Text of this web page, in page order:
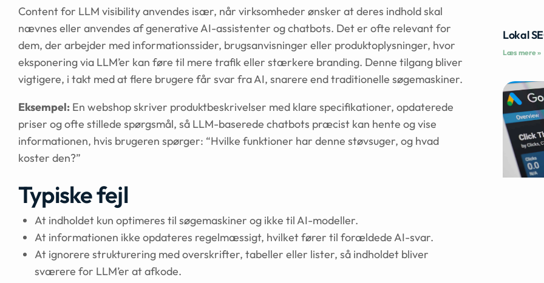
Content for LLM visibility anvendes især, når virksomheder ønsker at deres indhold skal
nævnes eller anvendes af generative AI-assistenter og chatbots. Det er ofte relevant for
dem, der arbejder med informationssider, brugsanvisninger eller produktoplysninger, hvor
eksponering via LLM’er kan føre til mere trafik eller stærkere branding. Denne tilgang bliver
vigtigere, i takt med at flere brugere får svar fra AI, snarere end traditionelle søgemaskiner.
Eksempel: En webshop skriver produktbeskrivelser med klare specifikationer, opdaterede
priser og ofte stillede spørgsmål, så LLM-baserede chatbots præcist kan hente og vise
informationen, hvis brugeren spørger: “Hvilke funktioner har denne støvsuger, og hvad
koster den?”
Typiske fejl
At indholdet kun optimeres til søgemaskiner og ikke til AI-modeller.
At informationen ikke opdateres regelmæssigt, hvilket fører til forældede AI-svar.
At ignorere strukturering med overskrifter, tabeller eller lister, så indholdet bliver
sværere for LLM’er at afkode.
Lokal
Læs mere »